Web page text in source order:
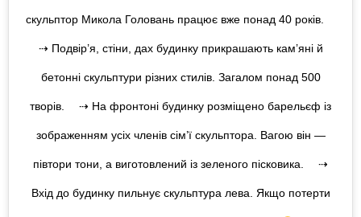
скульптор Микола Головань працює вже понад 40 років. ⠀
⇢ Подвір’я, стіни, дах будинку прикрашають кам’яні й
бетонні скульптури різних стилів. Загалом понад 500
творів. ⠀ ⇢ На фронтоні будинку розміщено барельєф із
зображенням усіх членів сім’ї скульптора. Вагою він —
півтори тони, а виготовлений із зеленого пісковика. ⠀ ⇢
Вхід до будинку пильнує скульптура лева. Якщо потерти